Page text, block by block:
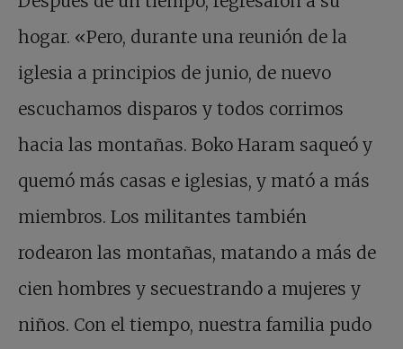
hogar. «Pero, durante una reunión de la
iglesia a principios de junio, de nuevo
escuchamos disparos y todos corrimos
hacia las montañas. Boko Haram saqueó y
quemó más casas e iglesias, y mató a más
miembros. Los militantes también
rodearon las montañas, matando a más de
cien hombres y secuestrando a mujeres y
niños. Con el tiempo, nuestra familia pudo